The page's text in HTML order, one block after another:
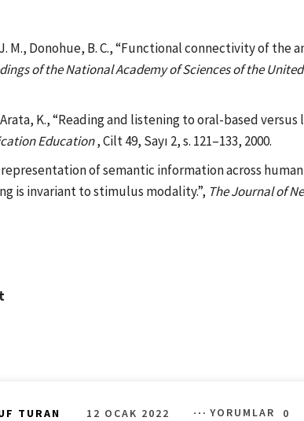
M., Donohue, B. C., “Functional connectivity of the
of the National Academy of Sciences of the
Arata, K., “Reading and listening to oral-based
Education, Cilt 49, Sayı 2, s. 121–133, 2000.
representation of semantic information across
is invariant to stimulus modality.”, The Journal of
TURAN 12 OCAK 2022 YORUMLAR 0